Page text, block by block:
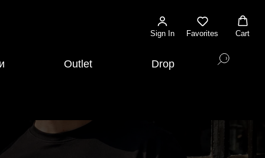
Sign In Favorites Cart
Outlet Drop